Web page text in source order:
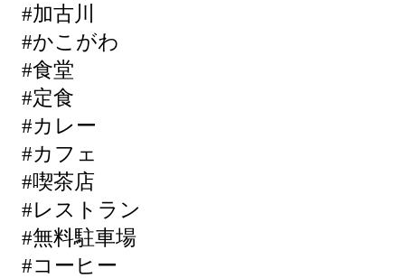
#加古川
#かこがわ
#食堂
#定食
#カレー
#カフェ
#喫茶店
#レストラン
#無料駐車場
#コーヒー